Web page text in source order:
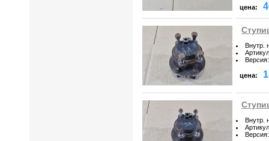
цена:
Внутр.
Артикул
Версия:
цена:
Внутр.
Артикул
Версия: